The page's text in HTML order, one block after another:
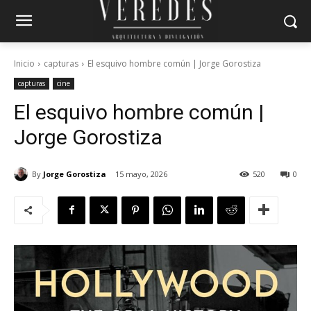
Inicio capturas El esquivo hombre común | Jorge Gorostiza
capturas cine
El esquivo hombre común |
Jorge Gorostiza
By Jorge Gorostiza 15 mayo, 2026 0
520